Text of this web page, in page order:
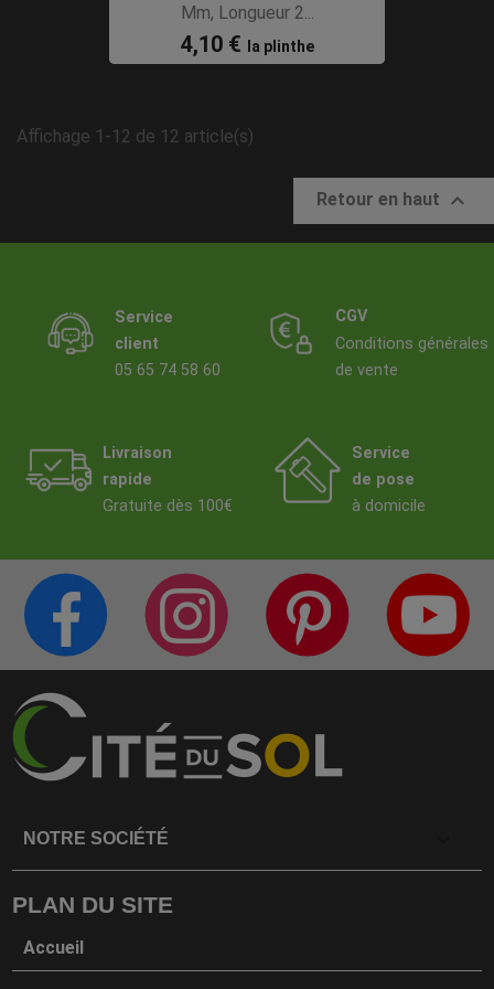
Mm, Longueur 2...
4,10 € la plinthe
Affichage 1-12 de 12 article(s)
Retour en haut 
Service
client
05 65 74 58 60
CGV
Conditions générales
de vente
Livraison
rapide
Gratuite dès 100€
Service
de pose
à domicile
PAGE FACEBOOK
CITÉ DE LA DÉCO
COMPTE INSTAGRAM
CITÉ DE LA DÉCO
PAGE
CITÉ DE LA
NOTRE SOCIÉTÉ
PLAN DU SITE
Accueil